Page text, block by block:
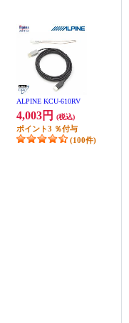
ALPINE KCU-610RV
4,003円 (税込)
ポイント3 ％付与
(100件)
7位